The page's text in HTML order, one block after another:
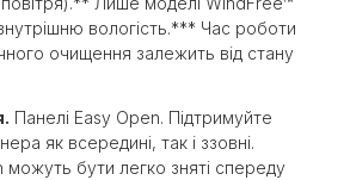
вологість.*** Час роботи
очищення залежить від стану
Панелі Easy Open. Підтримуйте
як всередині, так і ззовні.
можуть бути легко зняті спереду